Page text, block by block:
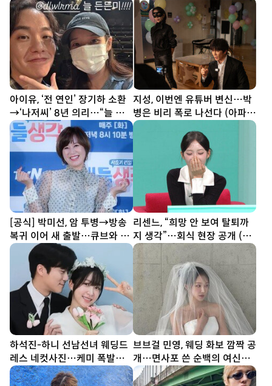
아이유, ‘전 연인’ 장기하 소환
→‘나저씨’ 8년 의리…“늘 든
든” [SD톡톡]
지성, 이번엔 유튜버 변신…박
병은 비리 폭로 나선다 (아파
트)
[공식] 박미선, 암 투병→방송
복귀 이어 새 출발…큐브와 6
년 동행 끝
리센느, “희망 안 보여 탈퇴까
지 생각”…회식 현장 공개 (전
참시)
하석진-하니 선남선녀 웨딩드
레스 네컷사진…케미 폭발
[DA★]
브브걸 민영, 웨딩 화보 깜짝 공
개…면사포 쓴 순백의 여신
[DA★]